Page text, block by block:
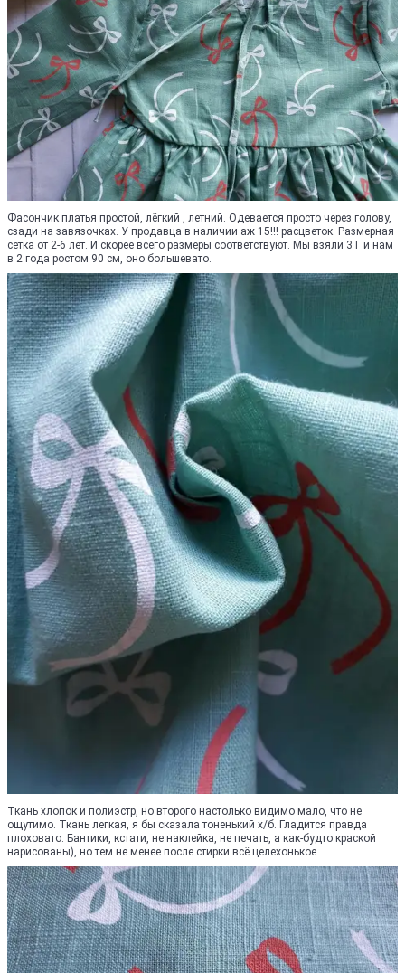
Фасончик платья простой, лёгкий , летний. Одевается просто через голову,
сзади на завязочках. У продавца в наличии аж 15!!! расцветок. Размерная
сетка от 2-6 лет. И скорее всего размеры соответствуют. Мы взяли 3Т и нам
в 2 года ростом 90 см, оно большевато.
Ткань хлопок и полиэстр, но второго настолько видимо мало, что не
ощутимо. Ткань легкая, я бы сказала тоненький х/б. Гладится правда
плоховато. Бантики, кстати, не наклейка, не печать, а как-будто краской
нарисованы), но тем не менее после стирки всё целехонькое.